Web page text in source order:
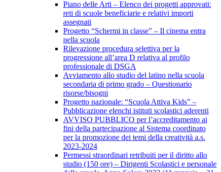
Piano delle Arti – Elenco dei progetti approvati:
reti di scuole beneficiarie e relativi importi
assegnati
Progetto “Schermi in classe” – Il cinema entra
nella scuola
Rilevazione procedura selettiva per la
progressione all’area D relativa al profilo
professionale di DSGA
Avviamento allo studio del latino nella scuola
secondaria di primo grado – Questionario
risorse/bisogni
Progetto nazionale: “Scuola Attiva Kids” –
Pubblicazione elenchi istituti scolastici aderenti
AVVISO PUBBLICO per l’accreditamento ai
fini della partecipazione al Sistema coordinato
per la promozione dei temi della creatività a.s.
2023-2024
Permessi straordinari retribuiti per il diritto allo
studio (150 ore) – Dirigenti Scolastici e personale